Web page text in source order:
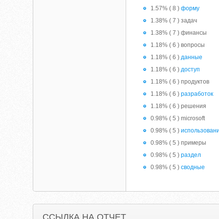
1.57% ( 8 )форму
1.38% ( 7 ) задач
1.38% ( 7 ) финансы
1.18% ( 6 ) вопросы
1.18% ( 6 )данные
1.18% ( 6 )доступ
1.18% ( 6 ) продуктов
1.18% ( 6 )разработок
1.18% ( 6 ) решения
0.98% ( 5 ) microsoft
0.98% ( 5 )
0.98% ( 5 ) примеры
0.98% ( 5 )раздел
0.98% ( 5 )сводные
ССЫЛКА НА ОТЧЕТ